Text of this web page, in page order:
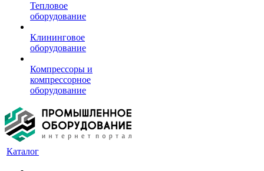
Тепловое
оборудование
Клининговое
оборудование
Компрессоры и
компрессорное
оборудование
Каталог